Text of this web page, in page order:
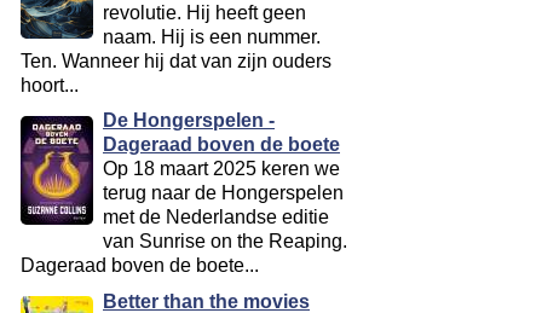
revolutie. Hij heeft geen
naam. Hij is een nummer.
Ten. Wanneer hij dat van zijn ouders
hoort...
De Hongerspelen -
Dageraad boven de boete
Op 18 maart 2025 keren we
terug naar de Hongerspelen
met de Nederlandse editie
van Sunrise on the Reaping.
Dageraad boven de boete...
Better than the movies